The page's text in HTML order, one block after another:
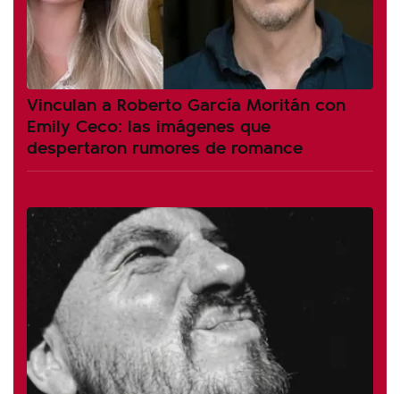
Vinculan a Roberto García Moritán con
Emily Ceco: las imágenes que
despertaron rumores de romance